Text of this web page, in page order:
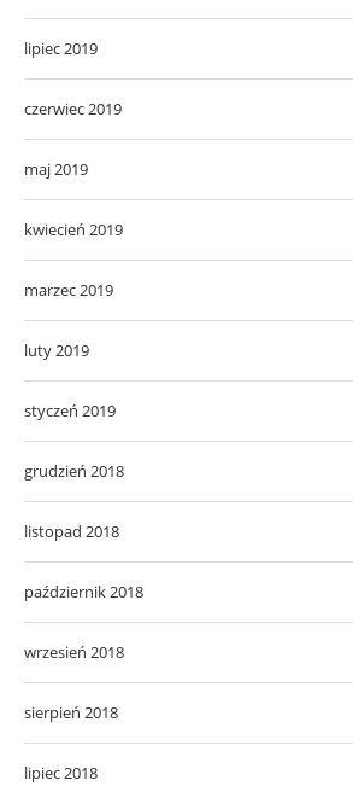
lipiec 2019
czerwiec 2019
maj 2019
kwiecień 2019
marzec 2019
luty 2019
styczeń 2019
grudzień 2018
listopad 2018
październik 2018
wrzesień 2018
sierpień 2018
lipiec 2018